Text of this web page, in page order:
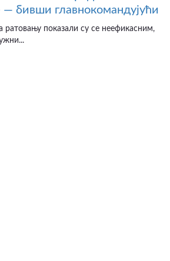
— бивши главнокомандујући
ратовању показали су се неефикасним,